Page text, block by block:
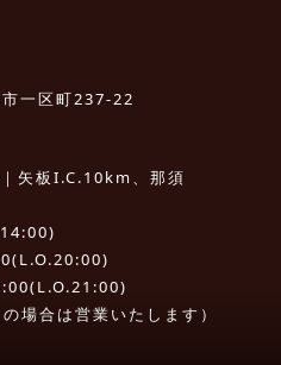
一区町237-22
矢板I.C.10km、那須
場合は営業いたします）